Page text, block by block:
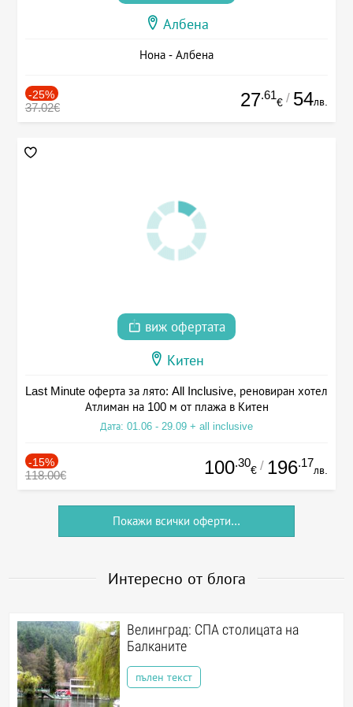
Албена
Нона - Албена
-25%
37.02€ 27.61
€ / 54лв.
виж офертата
Китен
Last Minute оферта за лято: All Inclusive, реновиран хотел
Атлиман на 100 м от плажа в Китен
Дата: 01.06 - 29.09 + all inclusive
-15%
118.00€ 100.30
€ / 196.17
лв.
Покажи всички оферти...
Интересно от блога
Велинград: СПА столицата на
Балканите
пълен текст